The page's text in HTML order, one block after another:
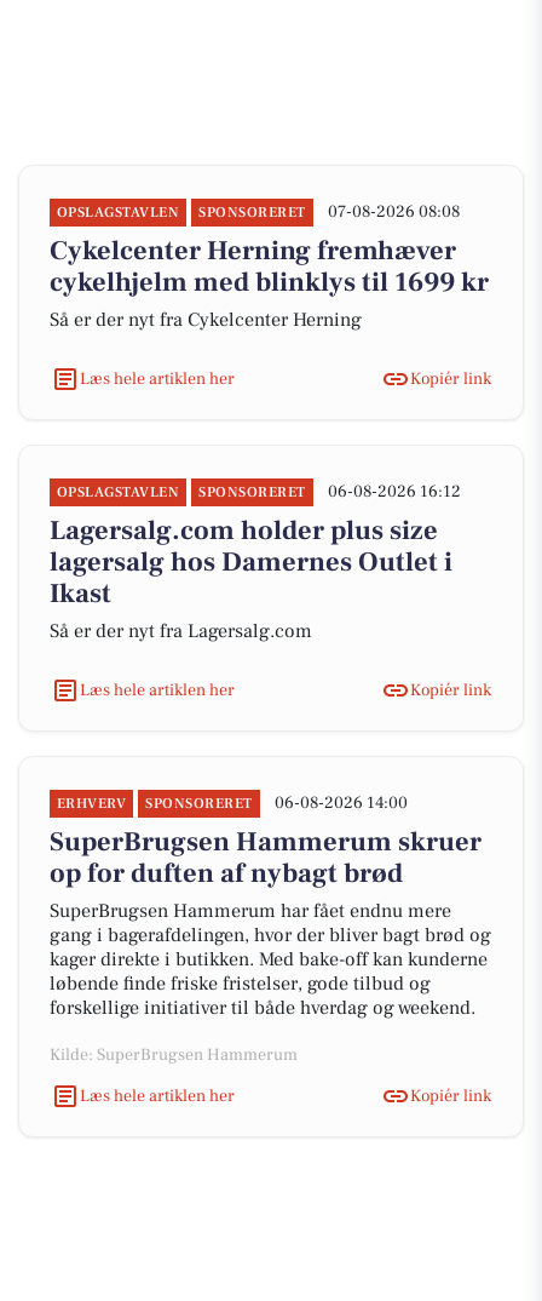
OPSLAGSTAVLEN SPONSORERET 07-08-2026 08:08
Cykelcenter Herning fremhæver
cykelhjelm med blinklys til 1699 kr
Så er der nyt fra Cykelcenter Herning
Læs hele artiklen her Kopiér link
OPSLAGSTAVLEN SPONSORERET 06-08-2026 16:12
Lagersalg.com holder plus size
lagersalg hos Damernes Outlet i
Ikast
Så er der nyt fra Lagersalg.com
Læs hele artiklen her Kopiér link
ERHVERV SPONSORERET 06-08-2026 14:00
SuperBrugsen Hammerum skruer
op for duften af nybagt brød
SuperBrugsen Hammerum har fået endnu mere
gang i bagerafdelingen, hvor der bliver bagt brød og
kager direkte i butikken. Med bake-off kan kunderne
løbende finde friske fristelser, gode tilbud og
forskellige initiativer til både hverdag og weekend.
Kilde: SuperBrugsen Hammerum
Læs hele artiklen her
Kopiér link